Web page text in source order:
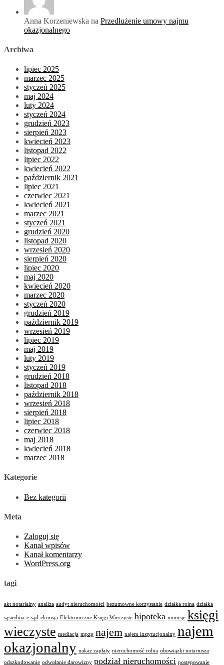
Anna Korzeniewska na Przedłużenie umowy najmu
okazjonalnego
Archiwa
lipiec 2025
marzec 2025
styczeń 2025
maj 2024
luty 2024
styczeń 2024
grudzień 2023
sierpień 2023
kwiecień 2023
listopad 2022
lipiec 2022
kwiecień 2022
październik 2021
lipiec 2021
czerwiec 2021
kwiecień 2021
marzec 2021
styczeń 2021
grudzień 2020
listopad 2020
wrzesień 2020
sierpień 2020
lipiec 2020
maj 2020
kwiecień 2020
marzec 2020
styczeń 2020
grudzień 2019
październik 2019
wrzesień 2019
lipiec 2019
maj 2019
luty 2019
styczeń 2019
grudzień 2018
listopad 2018
październik 2018
wrzesień 2018
sierpień 2018
lipiec 2018
czerwiec 2018
maj 2018
kwiecień 2018
marzec 2018
Kategorie
Bez kategorii
Meta
Zaloguj się
Kanał wpisów
Kanał komentarzy
WordPress.org
tagi
akt notarialny analiza audyt nieruchomości bezumowne korzystanie działka rolna działka
sąsiednia e-sąd ekmisja Elektroniczne Księgi Wieczyste hipoteka immisje księgi
wieczyste mediacja mpzp najem najem instytucjonalny najem
okazjonalny nakaz zapłaty nieruchomość rolna obowiązki notariusza
odszkodowanie odwołanie darowizny podział nieruchomości postępowanie